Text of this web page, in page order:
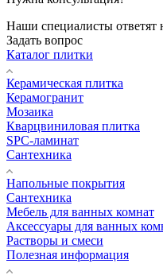
Наши специалисты
Задать вопрос
Каталог плитки
Керамическая плитка
Керамогранит
Мозаика
Кварцвиниловая плитка
SPC-ламинат
Сантехника
Напольные покрытия
Сантехника
Мебель для ванных комнат
Аксессуары для ванных
Растворы и смеси
Полезная информация